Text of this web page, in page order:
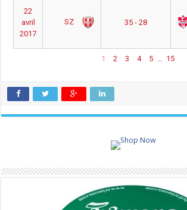
22
avril
2017
SZ 35 - 28
1 2 3 4 5 … 15